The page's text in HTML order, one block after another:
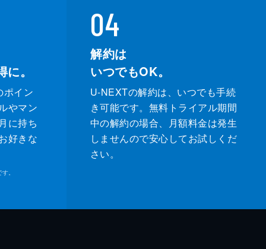
。
ポイン
やマン
に持ち
好きな
。
04
解約は
いつでもOK。
U-NEXTの解約は、いつでも手続
き可能です。無料トライアル期間
中の解約の場合、月額料金は発生
しませんので安心してお試しくだ
さい。